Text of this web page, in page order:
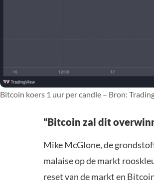
Bitcoin koers 1 uur per candle – Bron:
“Bitcoin zal dit
Mike McGlone, de
malaise op de markt
reset van de markt en